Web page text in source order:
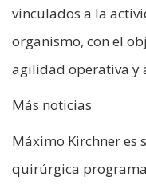
vinculados a la
organismo, con el
agilidad operativa y
Más noticias
Máximo Kirchner es
quirúrgica